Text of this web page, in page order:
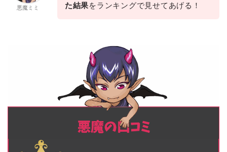
悪魔ミミ
た結果をランキングで見せてあげる！